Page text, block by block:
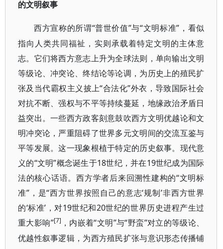
的文明叙事
西方宣称的所谓“普世价值”与“文明标准”，看似
指向人类共同福祉，实则承载着特定文明的主体意
志。它们将西方意志上升为全球法则，单向输出文明
等级论、冲突论、终结论等论调，为历史上的殖民扩
张及当代霸权主义披上“合法化”外衣，导致国际社会
对抗不断、强权与不平等持续蔓延，地缘政治矛盾日
益突出。一些西方政客刻意鼓吹西方文明优越论和文
明冲突论，严重阻碍了世界多元文明间的交流互鉴与
平等发展。这一现象根植于特定的历史叙事。现代意
义的“文明”概念诞生于18世纪，并在19世纪成为国际
法的核心话语。西方学者后来回溯性建构的“文明标
准”，是“西方世界按照自己的意志‘规制’非西方世界
的‘标准’，对19世纪和20世纪的世界历史进程产生过
重大影响”[7] ，内嵌着“文明”与“野蛮”对立的等级论、
优越性叙事逻辑，为西方殖民扩张与意识形态传播铺